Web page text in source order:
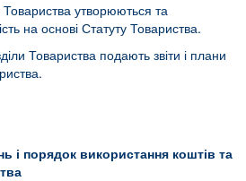
Товариства утворюються та
на основі Статуту Товариства.
Товариства подають звіти і плани
і порядок використання коштів та